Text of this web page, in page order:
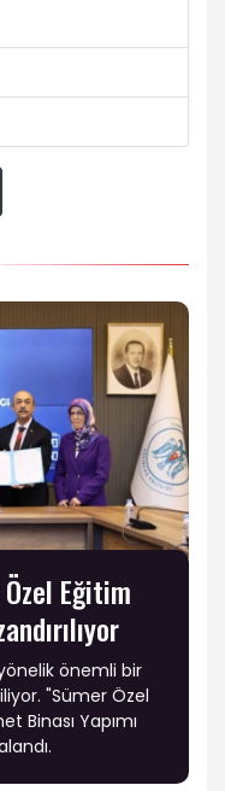
Eğitim
önemli bir
"Sümer Özel
Binası Yapımı